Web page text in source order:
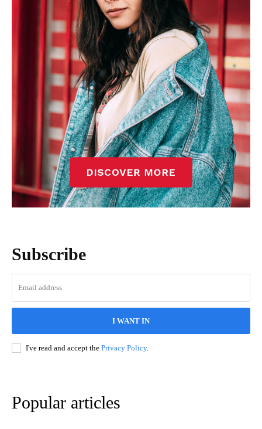
Subscribe
I WANT IN
I've read and accept the Privacy Policy.
Popular articles